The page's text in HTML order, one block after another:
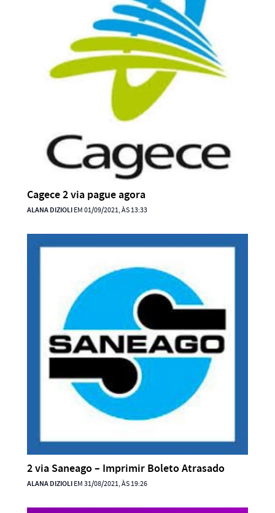
Cagece 2 via pague agora
ALANA DIZIOLIEM 01/09/2021, ÀS 13:33
2 via Saneago – Imprimir Boleto Atrasado
ALANA DIZIOLIEM 31/08/2021, ÀS 19:26